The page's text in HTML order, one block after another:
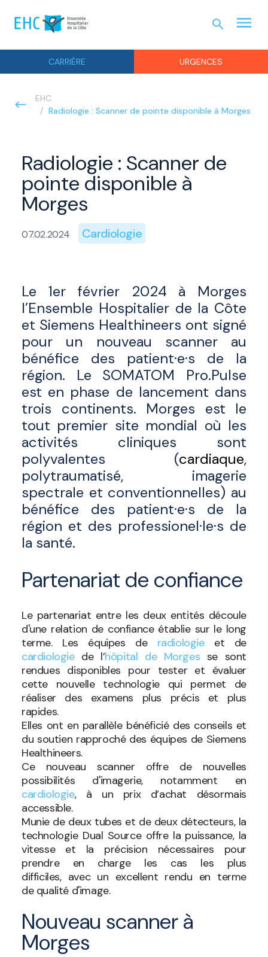
CARRIÈRE URGENCES
search menu
EHC
Radiologie : Scanner de pointe disponible à Morges
Radiologie : Scanner de
pointe disponible à
Morges
07.02.2024 Cardiologie
Le 1er février 2024 à Morges
l’Ensemble Hospitalier de la Côte
et Siemens Healthineers ont signé
pour un nouveau scanner au
bénéfice des patient·e·s de la
région. Le SOMATOM Pro.Pulse
est en phase de lancement dans
trois continents. Morges est le
tout premier site mondial où les
activités cliniques sont
polyvalentes (cardiaque,
polytraumatisé, imagerie
spectrale et conventionnelles) au
bénéfice des patient·e·s de la
région et des professionel·le·s de
la santé.
Partenariat de confiance
Le partenariat entre les deux entités découle
d'une relation de confiance établie sur le long
terme. Les équipes de radiologie et de
cardiologie de l’hôpital de Morges se sont
rendues disponibles pour tester et évaluer
cette nouvelle technologie qui permet de
réaliser des examens plus précis et plus
rapides.
Elles ont en parallèle bénéficié des conseils et
du soutien rapproché des équipes de Siemens
Healthineers.
Ce nouveau scanner offre de nouvelles
possibilités d'imagerie, notamment en
cardiologie, à un prix d’achat désormais
accessible.
Munie de deux tubes et de deux détecteurs, la
technologie Dual Source offre la puissance, la
vitesse et la précision nécessaires pour
prendre en charge les cas les plus
difficiles, avec un excellent rendu en terme
de qualité d'image.
Nouveau scanner à
Morges